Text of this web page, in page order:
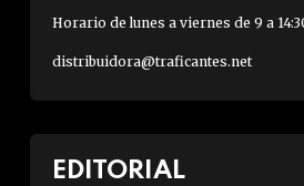
Horario de lunes a viernes de 9 a
distribuidora@traficantes.net
EDITORIAL